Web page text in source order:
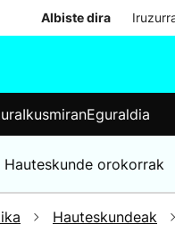
Albiste dira
Hauteskundeak
IkusmiranEguraldia
Hauteskunde orokorrak
Hauteskundeak